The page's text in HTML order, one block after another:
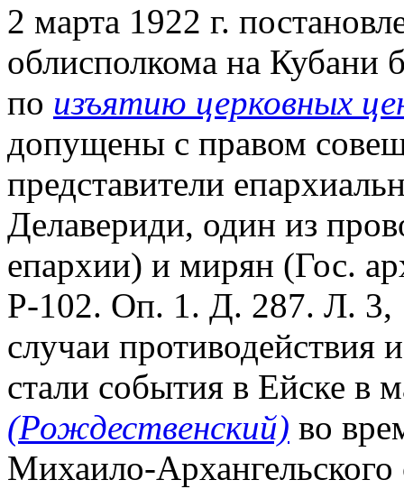
2 марта 1922 г.
облисполкома на Кубани
по изъятию церковных
допущены с правом
представители
Делавериди, один из
епархии) и мирян (Гос.
Р-102. Оп. 1. Д. 287. Л. 3,
случаи
стали события в Ейске в
(Рождественский) во
Михаило-Архангельского